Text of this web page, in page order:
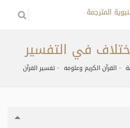
في التفسير
القرآن الكريم وعلومه تفسير القرآن